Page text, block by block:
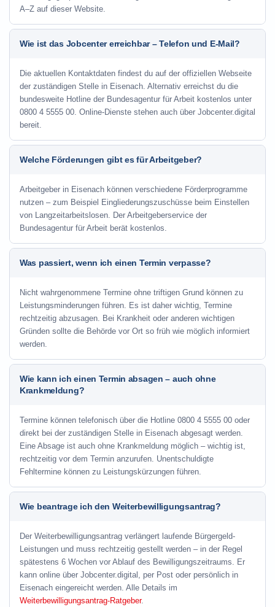
A–Z auf dieser Website.
Wie ist das Jobcenter erreichbar – Telefon und E-Mail?
Die aktuellen Kontaktdaten findest du auf der offiziellen Webseite
der zuständigen Stelle in Eisenach. Alternativ erreichst du die
bundesweite Hotline der Bundesagentur für Arbeit kostenlos unter
0800 4 5555 00. Online-Dienste stehen auch über Jobcenter.digital
bereit.
Welche Förderungen gibt es für Arbeitgeber?
Arbeitgeber in Eisenach können verschiedene Förderprogramme
nutzen – zum Beispiel Eingliederungszuschüsse beim Einstellen
von Langzeitarbeitslosen. Der Arbeitgeberservice der
Bundesagentur für Arbeit berät kostenlos.
Was passiert, wenn ich einen Termin verpasse?
Nicht wahrgenommene Termine ohne triftigen Grund können zu
Leistungsminderungen führen. Es ist daher wichtig, Termine
rechtzeitig abzusagen. Bei Krankheit oder anderen wichtigen
Gründen sollte die Behörde vor Ort so früh wie möglich informiert
werden.
Wie kann ich einen Termin absagen – auch ohne
Krankmeldung?
Termine können telefonisch über die Hotline 0800 4 5555 00 oder
direkt bei der zuständigen Stelle in Eisenach abgesagt werden.
Eine Absage ist auch ohne Krankmeldung möglich – wichtig ist,
rechtzeitig vor dem Termin anzurufen. Unentschuldigte
Fehltermine können zu Leistungskürzungen führen.
Wie beantrage ich den Weiterbewilligungsantrag?
Der Weiterbewilligungsantrag verlängert laufende Bürgergeld-
Leistungen und muss rechtzeitig gestellt werden – in der Regel
spätestens 6 Wochen vor Ablauf des Bewilligungszeitraums. Er
kann online über Jobcenter.digital, per Post oder persönlich in
Eisenach eingereicht werden. Alle Details im
Weiterbewilligungsantrag-Ratgeber.